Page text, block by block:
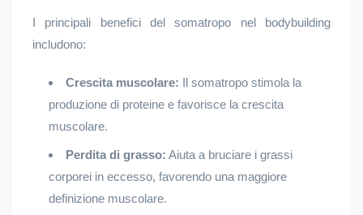
I principali benefici del somatropo nel bodybuilding
includono:
Crescita muscolare: Il somatropo stimola la
produzione di proteine e favorisce la crescita
muscolare.
Perdita di grasso: Aiuta a bruciare i grassi
corporei in eccesso, favorendo una maggiore
definizione muscolare.